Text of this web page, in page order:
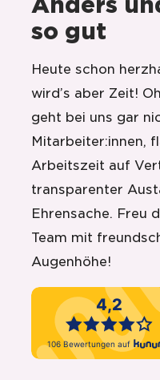
so gut
Heute schon
wird’s aber Zeit!
geht bei uns gar
Mitarbeiter:innen,
Arbeitszeit auf
transparenter
Ehrensache. Freu
Team mit
Augenhöhe!